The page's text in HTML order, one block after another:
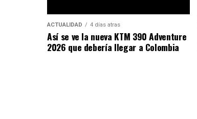
ACTUALIDAD 4 días atras
Así se ve la nueva KTM 390 Adventure
2026 que debería llegar a Colombia